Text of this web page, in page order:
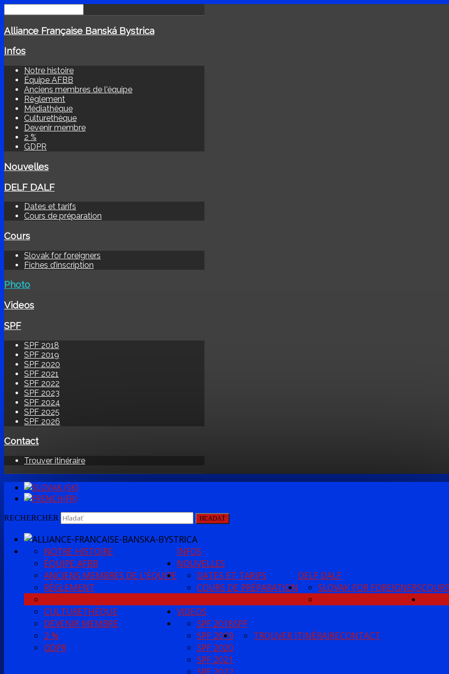
Alliance Française Banská Bystrica
Infos
Notre histoire
Équipe AFBB
Anciens membres de l'équipe
Règlement
Médiathèque
Culturethèque
Devenir membre
2 %
GDPR
Nouvelles
DELF DALF
Dates et tarifs
Cours de préparation
Cours
Slovak for foreigners
Fiches d’inscription
Photo
Videos
SPF
SPF 2018
SPF 2019
SPF 2020
SPF 2021
SPF 2022
SPF 2023
SPF 2024
SPF 2025
SPF 2026
Contact
Trouver itinéraire
RECHERCHER HĽADAŤ
INFOS
NOTRE HISTOIRE
ÉQUIPE AFBB
ANCIENS MEMBRES DE L'ÉQUIPE
RÈGLEMENT
CULTURETHÈQUE
DEVENIR MEMBRE
2 %
GDPR
NOUVELLES
DELF DALF
DATES ET TARIFS
COURS DE PRÉPARATION
COURS
SLOVAK FOR FOREIGNERS
VIDEOS
SPF
SPF 2018
SPF 2019
SPF 2020
SPF 2021
SPF 2022
CONTACT
TROUVER ITINÉRAIRE